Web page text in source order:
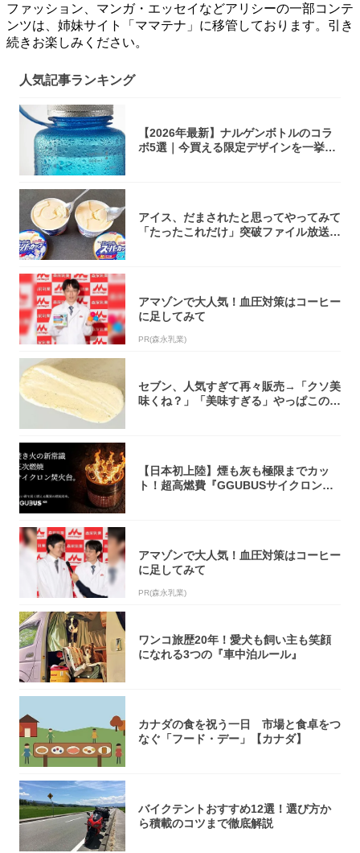
ファッション、マンガ・エッセイなどアリシーの一部コンテ
ンツは、姉妹サイト「ママテナ」に移管しております。引き
続きお楽しみください。
人気記事ランキング
【2026年最新】ナルゲンボトルのコラ
ボ5選｜今買える限定デザインを一挙紹
アイス、だまされたと思ってやってみて
「たったこれだけ」突破ファイル放送で
アマゾンで大人気！血圧対策はコーヒー
に足してみて
PR(森永乳業)
セブン、人気すぎて再々販売→「クソ美
味くね？」「美味すぎる」やっぱこのク
【日本初上陸】煙も灰も極限までカッ
ト！超高燃費『GGUBUSサイクロン焚
アマゾンで大人気！血圧対策はコーヒー
に足してみて
PR(森永乳業)
ワンコ旅歴20年！愛犬も飼い主も笑顔
になれる3つの『車中泊ルール』
カナダの食を祝う一日 市場と食卓をつ
なぐ「フード・デー」【カナダ】
バイクテントおすすめ12選！選び方か
ら積載のコツまで徹底解説